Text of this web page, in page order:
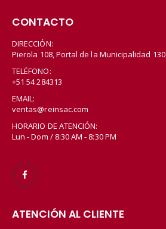
CONTACTO
DIRECCIÓN:
Pierola 108, Portal de la Municipalidad 130
TELÉFONO:
+51 54 284313
EMAIL:
ventas@reinsac.com
HORARIO DE ATENCIÓN:
Lun - Dom / 8:30 AM - 8:30 PM
ATENCIÓN AL CLIENTE